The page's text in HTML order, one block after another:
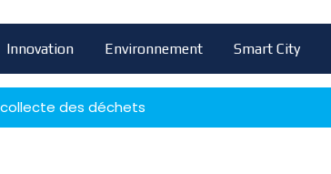
Innovation Environnement Smart City
des déchets